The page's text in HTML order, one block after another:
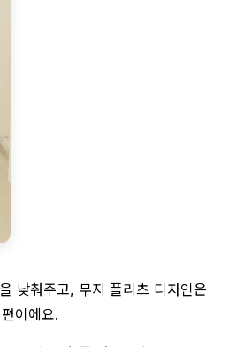
낮춰주고, 무지 플리츠 디자인은
이에요.